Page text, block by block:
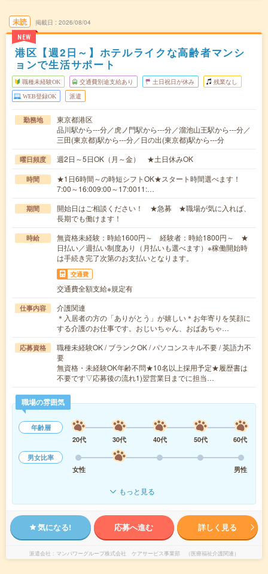
未読
NEW
掲載日 2026/08/04
港区【週2日～】ホテルライクな高齢者マンシ
ョンで生活サポート
職種未経験OK 交通費別途支給あり 土日祝日が休み 残業なし
WEB登録OK 派遣
勤務地
東京都港区
品川駅から---分／虎ノ門駅から---分／溜池山王駅から---分／
三田(東京都)駅から---分／日の出(東京都)駅から---分
曜日頻度 週2日～5日OK（月～金） ★土日休みOK
時間
★1日6時間～の時短シフトOK★スタート時間選べます！
7:00～16:009:00～17:0011:…
期間
開始日はご相談ください！ ★急募 ★職場が気に入れば、
長期でも働けます！
時給
無資格未経験：時給1600円～ 経験者：時給1800円～ ★
日払い／週払い制度あり（月払いも選べます）※稼働開始時
は手続き完了次第のお支払いとなります。
交通費
交通費全額支給※規定有
仕事内容
介護関連
＊入居者の方の「ありがとう」が嬉しい＊お年寄りを笑顔に
する介護のお仕事です。おじいちゃん、おばあちゃ…
応募資格
職種未経験OK / ブランクOK / パソコンスキル不要 / 英語力不
要
無資格・未経験OK年齢不問★10名以上採用予定★履歴書は
不要です▽応募後の流れ1)翌営業日までに担当…
職場の雰囲気
年齢層
20代
30代 40代 50代
60代
男女比率
女性
男性
もっと見る
気になる! 応募へ進む 詳しく見る
派遣会社 マンパワーグループ株式会社 ケアサービス事業部 （医療福祉介護関連）